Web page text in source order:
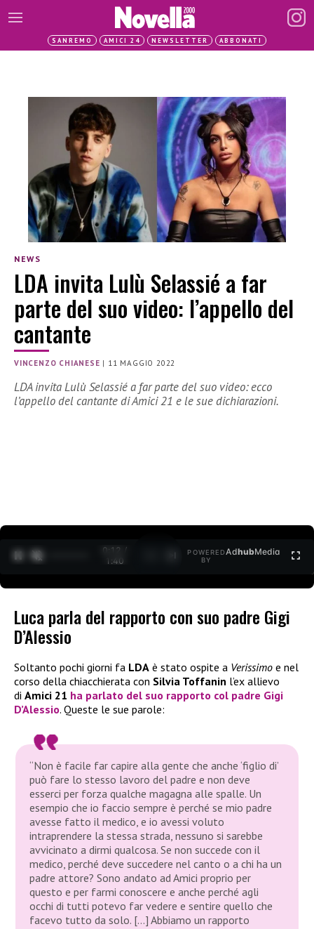
SANREMO AMICI 24 NEWSLETTER ABBONATI
NEWS
LDA invita Lulù Selassié a far
parte del suo video: l’appello del
cantante
VINCENZO CHIANESE | 11 MAGGIO 2022
LDA invita Lulù Selassié a far parte del suo video: ecco
l’appello del cantante di Amici 21 e le sue dichiarazioni.
0:12 /
1:40
POWERED
BY
AdhubMedia
Luca parla del rapporto con suo padre Gigi
D’Alessio
Soltanto pochi giorni fa LDA è stato ospite a Verissimo e nel
corso della chiacchierata con Silvia Toffanin l’ex allievo
di Amici 21 ha parlato del suo rapporto col padre Gigi
D’Alessio. Queste le sue parole:
“Non è facile far capire alla gente che anche ‘figlio di’
può fare lo stesso lavoro del padre e non deve
esserci per forza qualche magagna alle spalle. Un
esempio che io faccio sempre è perché se mio padre
avesse fatto il medico, e io avessi voluto
intraprendere la stessa strada, nessuno si sarebbe
avvicinato a dirmi qualcosa. Se non succede con il
medico, perché deve succedere nel canto o a chi ha un
padre attore? Sono andato ad Amici proprio per
questo e per farmi conoscere e anche perché agli
occhi di tutti potevo far vedere e sentire quello che
facevo tutto da solo. […] Abbiamo un rapporto